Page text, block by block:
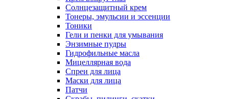
Солнцезащитный крем
Тонеры, эмульсии и эссенции
Тоники
Гели и пенки для умывания
Энзимные пудры
Гидрофильные масла
Мицеллярная вода
Спреи для лица
Маски для лица
Патчи